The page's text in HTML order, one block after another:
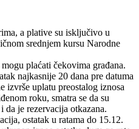
a plative su isključivo u
srednjem kursu Narodne
plaćati čekovima građana.
najkasnije 20 dana pre datuma
izvrše uplatu preostalog iznosa
roku, smatra se da su
da je rezervacija otkazana.
ostatak u ratama do 15.12.